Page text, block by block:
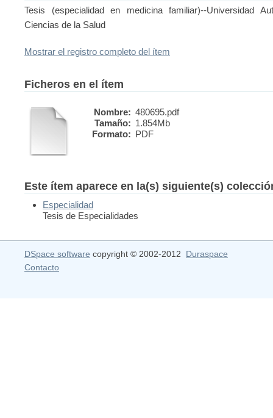
Tesis (especialidad en medicina familiar)--Universidad
Ciencias de la Salud
Mostrar el registro completo del ítem
Ficheros en el ítem
Nombre: 480695.pdf
Tamaño: 1.854Mb
Formato: PDF
Este ítem aparece en la(s) siguiente(s)
Especialidad
Tesis de Especialidades
DSpace software copyright © 2002-2012 Duraspace
Contacto